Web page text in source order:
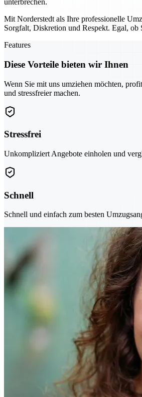
unterbrechen.
Mit Norderstedt als Ihre professionelle
Sorgfalt, Diskretion und Respekt. Egal,
Features
Diese Vorteile bieten wir Ihnen
Wenn Sie mit uns umziehen möchten,
und stressfreier machen.
Stressfrei
Unkompliziert Angebote einholen und
Schnell
Schnell und einfach zum besten